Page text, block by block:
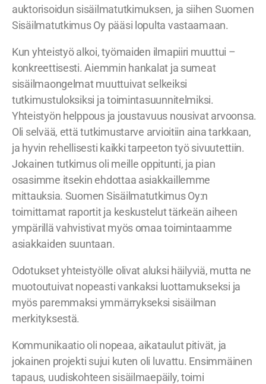
auktorisoidun sisäilmatutkimuksen, ja siihen Suomen
Sisäilmatutkimus Oy pääsi lopulta vastaamaan.
Kun yhteistyö alkoi, työmaiden ilmapiiri muuttui –
konkreettisesti. Aiemmin hankalat ja sumeat
sisäilmaongelmat muuttuivat selkeiksi
tutkimustuloksiksi ja toimintasuunnitelmiksi.
Yhteistyön helppous ja joustavuus nousivat arvoonsa.
Oli selvää, että tutkimustarve arvioitiin aina tarkkaan,
ja hyvin rehellisesti kaikki tarpeeton työ sivuutettiin.
Jokainen tutkimus oli meille oppitunti, ja pian
osasimme itsekin ehdottaa asiakkaillemme
mittauksia. Suomen Sisäilmatutkimus Oy:n
toimittamat raportit ja keskustelut tärkeän aiheen
ympärillä vahvistivat myös omaa toimintaamme
asiakkaiden suuntaan.
Odotukset yhteistyölle olivat aluksi häilyviä, mutta ne
muotoutuivat nopeasti vankaksi luottamukseksi ja
myös paremmaksi ymmärrykseksi sisäilman
merkityksestä.
Kommunikaatio oli nopeaa, aikataulut pitivät, ja
jokainen projekti sujui kuten oli luvattu. Ensimmäinen
tapaus, uudiskohteen sisäilmaepäily, toimi